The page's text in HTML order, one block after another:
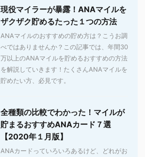
現役マイラーが暴露！ANAマイルを
ザクザク貯めるたった１つの方法
ANAマイルのおすすめの貯め方は？こうお調
べではありませんか？この記事では、年間30
万以上のANAマイルを貯めるおすすめの方法
を解説していきます！たくさんANAマイルを
貯めたい方、必見です。
全種類の比較でわかった！マイルが
貯まるおすすめANAカード７選
【2020年１月版】
ANAカードっていろいろあるけど、どれがお